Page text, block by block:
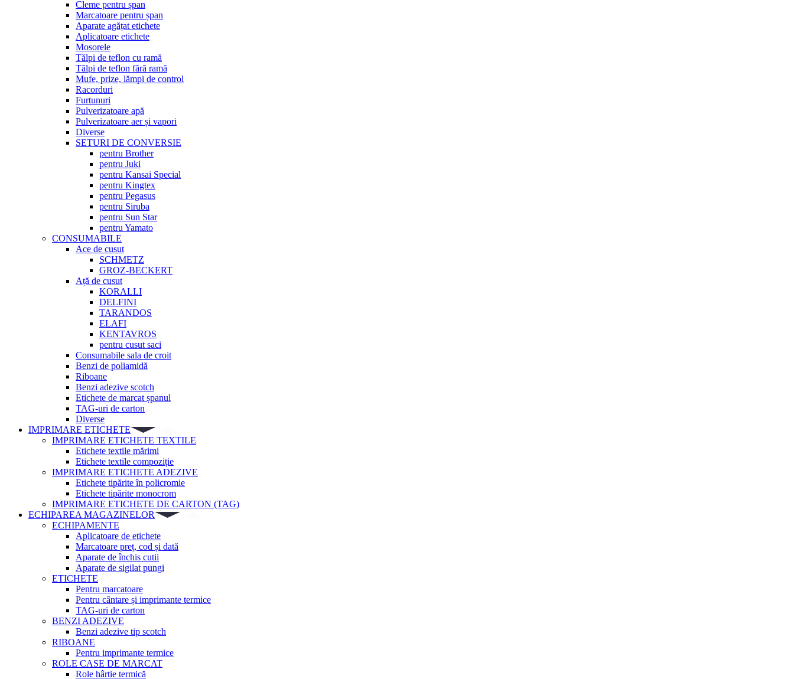
Cleme pentru șpan
Marcatoare pentru șpan
Aparate agățat etichete
Aplicatoare etichete
Mosorele
Tălpi de teflon cu ramă
Tălpi de teflon fără ramă
Mufe, prize, lămpi de control
Racorduri
Furtunuri
Pulverizatoare apă
Pulverizatoare aer și vapori
Diverse
SETURI DE CONVERSIE
pentru Brother
pentru Juki
pentru Kansai Special
pentru Kingtex
pentru Pegasus
pentru Siruba
pentru Sun Star
pentru Yamato
CONSUMABILE
Ace de cusut
SCHMETZ
GROZ-BECKERT
Ață de cusut
KORALLI
DELFINI
TARANDOS
ELAFI
KENTAVROS
pentru cusut saci
Consumabile sala de croit
Benzi de poliamidă
Riboane
Benzi adezive scotch
Etichete de marcat șpanul
TAG-uri de carton
Diverse
IMPRIMARE ETICHETE
IMPRIMARE ETICHETE TEXTILE
Etichete textile mărimi
Etichete textile compoziție
IMPRIMARE ETICHETE ADEZIVE
Etichete tipărite în policromie
Etichete tipărite monocrom
IMPRIMARE ETICHETE DE CARTON (TAG)
ECHIPAREA MAGAZINELOR
ECHIPAMENTE
Aplicatoare de etichete
Marcatoare preț, cod și dată
Aparate de închis cutii
Aparate de sigilat pungi
ETICHETE
Pentru marcatoare
Pentru cântare și imprimante termice
TAG-uri de carton
BENZI ADEZIVE
Benzi adezive tip scotch
RIBOANE
Pentru imprimante termice
ROLE CASE DE MARCAT
Role hârtie termică